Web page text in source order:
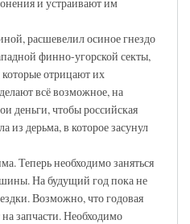
расшевелил осиное гнездо
финно-угорской секты,
отрицают их
всё возможное, на
деньги, чтобы российская
из дерьма, в которое засунул
Теперь необходимо заняться
На будущий год пока не
Возможно, что годовая
запчасти. Необходимо